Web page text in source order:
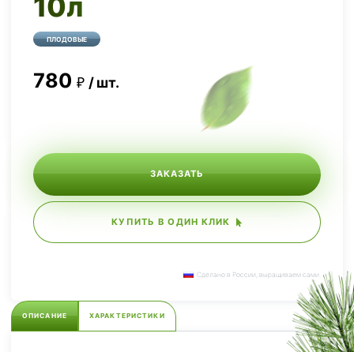
ПЛОДОВЫЕ
780 шт.
ЗАКАЗАТЬ
КУПИТЬ В ОДИН КЛИК
Сделано в России, выращиваем сами.
ОПИСАНИЕ ХАРАКТЕРИСТИКИ